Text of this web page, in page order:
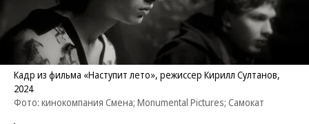
Кадр из фильма «Наступит лето», режиссер Кирилл Султанов,
2024
Фото: кинокомпания Смена; Monumental Pictures; Самокат